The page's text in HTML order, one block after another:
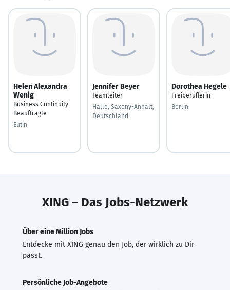
Helen Alexandra
Wenig
Business Continuity
Beauftragte
Eutin
Jennifer Beyer
Teamleiter
Halle, Saxony-Anhalt,
Deutschland
Dorothea Hegele
Freiberuflerin
Berlin
XING – Das Jobs-Netzwerk
Über eine Million Jobs
Entdecke mit XING genau den Job, der wirklich zu Dir
passt.
Persönliche Job-Angebote